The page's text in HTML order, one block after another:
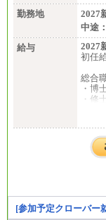
勤務地
2027
中途：
給与
2027
初任
総合
・博
・修
・大
・高
一般
・高
・高
・短
・専
[参加予定クローバー